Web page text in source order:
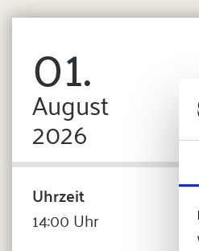
01.
August
2026
Uhrzeit
14:00 Uhr